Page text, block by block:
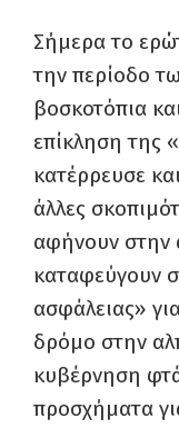
Σήμερα το
την περίοδο
βοσκοτόπια
επίκληση της
κατέρρευσε
άλλες
αφήνουν στην
καταφεύγουν
ασφάλειας»
δρόμο στην
κυβέρνηση
προσχήματα